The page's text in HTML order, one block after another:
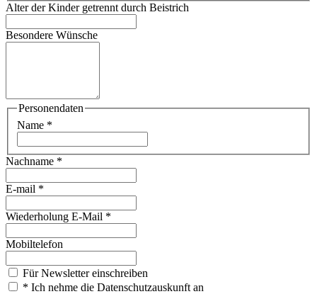
Alter der Kinder getrennt durch Beistrich
Besondere Wünsche
Personendaten
Name *
Nachname *
E-mail *
Wiederholung E-Mail *
Mobiltelefon
Für Newsletter einschreiben
* Ich nehme die Datenschutzauskunft an